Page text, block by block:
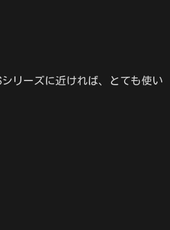
リーズに近ければ、とても使い